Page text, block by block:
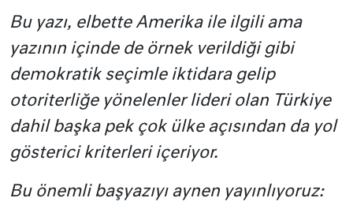
Bu yazı, elbette Amerika ile ilgili ama
yazının içinde de örnek verildiği gibi
demokratik seçimle iktidara gelip
otoriterliğe yönelenler lideri olan Türkiye
dahil başka pek çok ülke açısından da yol
gösterici kriterleri içeriyor.
Bu önemli başyazıyı aynen yayınlıyoruz: